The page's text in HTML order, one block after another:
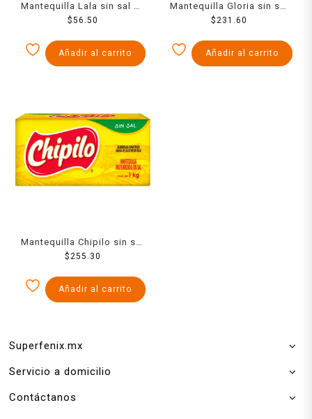
Mantequilla Lala sin sal en
barra 225 g
$56.50
Añadir al carrito
Mantequilla Gloria sin sal
en barra 1 kg
$231.60
Añadir al carrito
Mantequilla Chipilo sin sal
1 kg
$255.30
Añadir al carrito
Superfenix.mx
Servicio a domicilio
Contáctanos